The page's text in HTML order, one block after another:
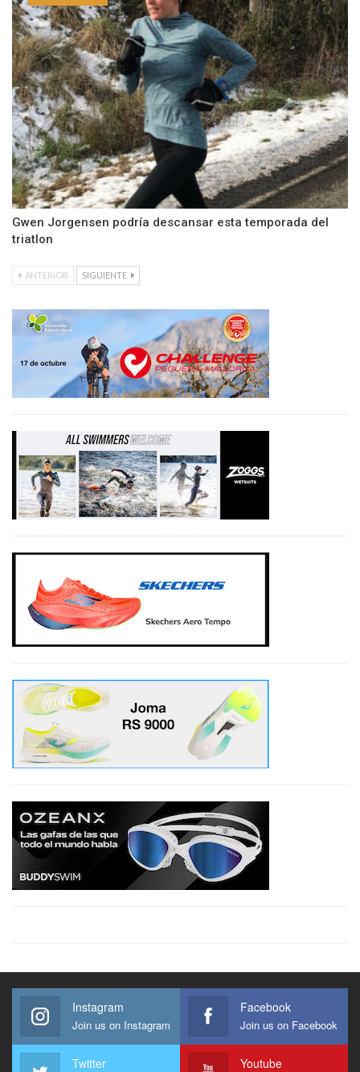
Gwen Jorgensen podría descansar esta temporada del
triatlon
ANTERIOR SIGUIENTE
Instagram
Join us on Instagram
Facebook
Join us on Facebook
Twitter Youtube